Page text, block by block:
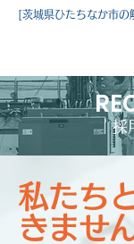
[茨城県ひたちなか市の
｜採
私たち
きませ